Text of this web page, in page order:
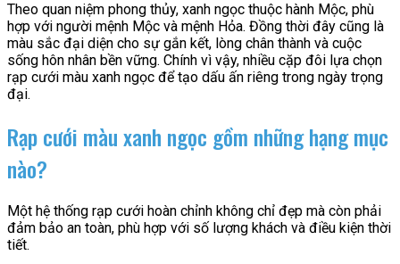
Theo quan niệm phong thủy, xanh ngọc thuộc hành Mộc, phù
hợp với người mệnh Mộc và mệnh Hỏa. Đồng thời đây cũng là
màu sắc đại diện cho sự gắn kết, lòng chân thành và cuộc
sống hôn nhân bền vững. Chính vì vậy, nhiều cặp đôi lựa chọn
rạp cưới màu xanh ngọc để tạo dấu ấn riêng trong ngày trọng
đại.
Rạp cưới màu xanh ngọc gồm những hạng mục
nào?
Một hệ thống rạp cưới hoàn chỉnh không chỉ đẹp mà còn phải
đảm bảo an toàn, phù hợp với số lượng khách và điều kiện thời
tiết.